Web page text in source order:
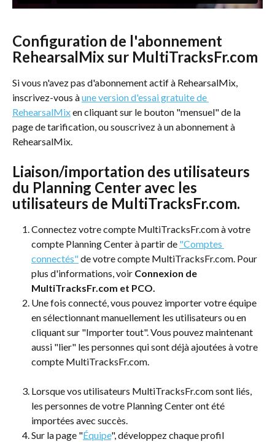
Configuration de l'abonnement
RehearsalMix sur MultiTracksFr.com
Si vous n'avez pas d'abonnement actif à RehearsalMix,
inscrivez-vous à une version d'essai gratuite de
RehearsalMix en cliquant sur le bouton "mensuel" de la
page de tarification, ou souscrivez à un abonnement à
RehearsalMix.
Liaison/importation des utilisateurs
du Planning Center avec les
utilisateurs de MultiTracksFr.com.
Connectez votre compte MultiTracksFr.com à votre
compte Planning Center à partir de "Comptes
connectés" de votre compte MultiTracksFr.com. Pour
plus d'informations, voir Connexion de
MultiTracksFr.com et PCO.
Une fois connecté, vous pouvez importer votre équipe
en sélectionnant manuellement les utilisateurs ou en
cliquant sur "Importer tout". Vous pouvez maintenant
aussi "lier" les personnes qui sont déjà ajoutées à votre
compte MultiTracksFr.com.
Lorsque vos utilisateurs MultiTracksFr.com sont liés,
les personnes de votre Planning Center ont été
importées avec succès.
Sur la page "Équipe", développez chaque profil